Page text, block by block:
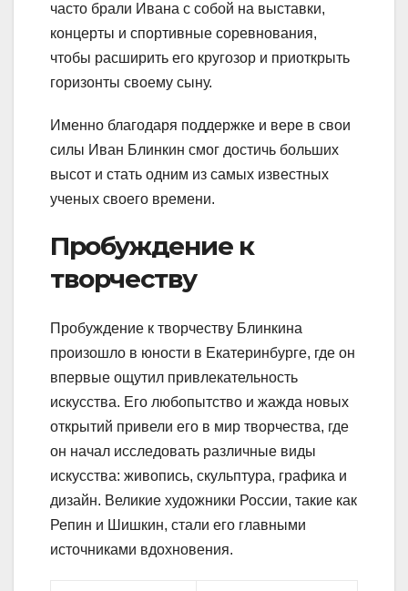
часто брали Ивана с собой на выставки,
концерты и спортивные соревнования,
чтобы расширить его кругозор и приоткрыть
горизонты своему сыну.
Именно благодаря поддержке и вере в свои
силы Иван Блинкин смог достичь больших
высот и стать одним из самых известных
ученых своего времени.
Пробуждение к
творчеству
Пробуждение к творчеству Блинкина
произошло в юности в Екатеринбурге, где он
впервые ощутил привлекательность
искусства. Его любопытство и жажда новых
открытий привели его в мир творчества, где
он начал исследовать различные виды
искусства: живопись, скульптура, графика и
дизайн. Великие художники России, такие как
Репин и Шишкин, стали его главными
источниками вдохновения.